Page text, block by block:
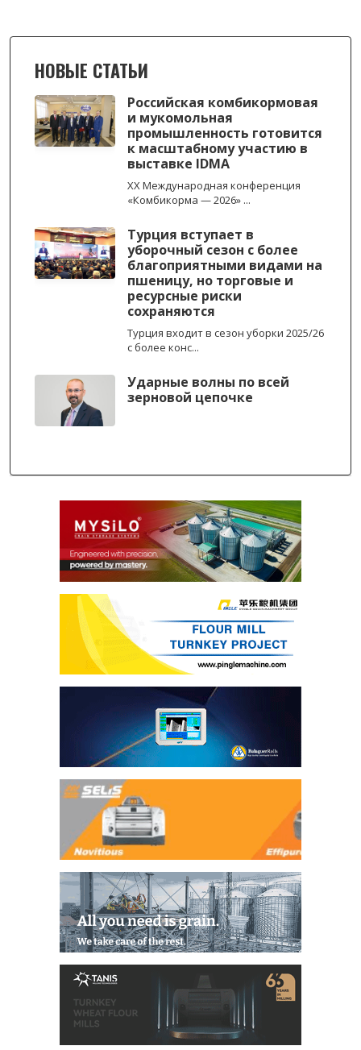
НОВЫЕ СТАТЬИ
Российская комбикормовая
и мукомольная
промышленность готовится
к масштабному участию в
выставке IDMA
XX Международная конференция
«Комбикорма — 2026» ...
Турция вступает в
уборочный сезон с более
благоприятными видами на
пшеницу, но торговые и
ресурсные риски
сохраняются
Турция входит в сезон уборки 2025/26
с более конс...
Ударные волны по всей
зерновой цепочке